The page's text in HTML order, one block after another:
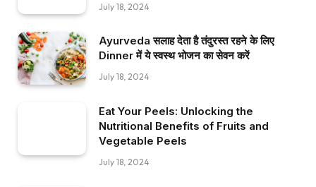
July 18, 2024
Ayurveda सलाह देता है तंदुरस्त रहने के लिए
Dinner में ये स्वस्थ भोजन का सेवन करें
July 18, 2024
Eat Your Peels: Unlocking the
Nutritional Benefits of Fruits and
Vegetable Peels
July 18, 2024